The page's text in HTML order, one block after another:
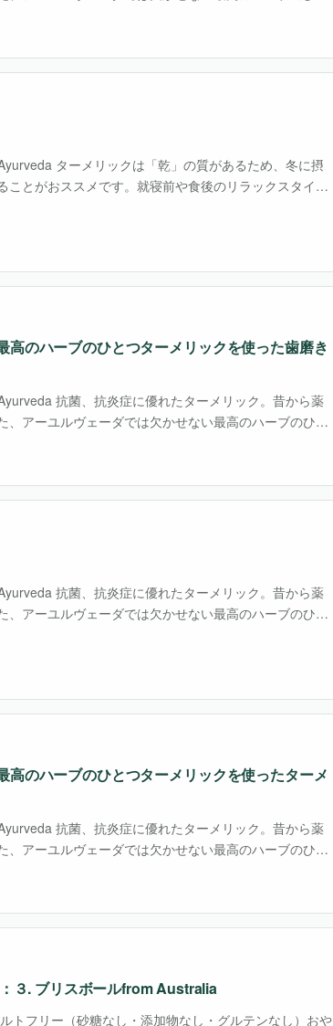
っていました。 日本で・・・
ターメリックは「乾」の質があるため、冬に摂
ことがおススメです。就寝前や食後のリラックスタイム
にぴったりです。 抗菌・・・
高のハーブのひとつターメリックを使った歯磨き
抗菌、抗炎症に優れたターメリック。昔から薬
、アーユルヴェーダでは欠かせない最高のハーブのひと
っていました。 日本で・・・
抗菌、抗炎症に優れたターメリック。昔から薬
、アーユルヴェーダでは欠かせない最高のハーブのひと
っていました。 日本で・・・
高のハーブのひとつターメリックを使ったターメ
抗菌、抗炎症に優れたターメリック。昔から薬
、アーユルヴェーダでは欠かせない最高のハーブのひと
っていました。 日本で・・・
３. ブリスボールfrom Australia
トフリー（砂糖なし・添加物なし・グルテンなし）おや